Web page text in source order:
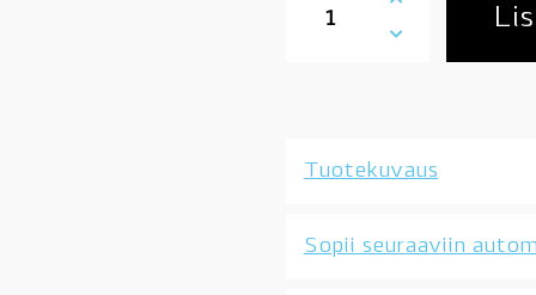
jäähdyttimen
tuuletin/flekti,
N46,
sopivuus,
Tuotekuvaus
Sopii seuraaviin